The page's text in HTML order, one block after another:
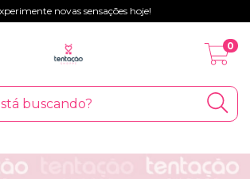
novas sensações hoje!
0